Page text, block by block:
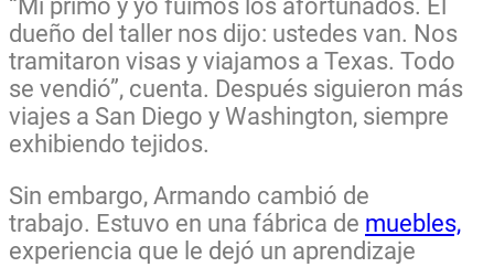
“Mi primo y yo fuimos los afortunados. El
dueño del taller nos dijo: ustedes van. Nos
tramitaron visas y viajamos a Texas. Todo
se vendió”, cuenta. Después siguieron más
viajes a San Diego y Washington, siempre
exhibiendo tejidos.
Sin embargo, Armando cambió de
trabajo. Estuvo en una fábrica de muebles,
experiencia que le dejó un aprendizaje